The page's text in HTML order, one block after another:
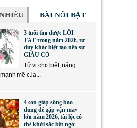
BÀI NỔI BẬT
3 tuổi tìm được LỐI
TẮT trong năm 2026, tư
duy khác biệt tạo nên sự
GIÀU CÓ
Tử vi cho biết, năng
mẽ của...
4 con giáp sống bao
dung dễ gặp vận may
lớn năm 2026, tài lộc có
thể khởi sắc bất ngờ